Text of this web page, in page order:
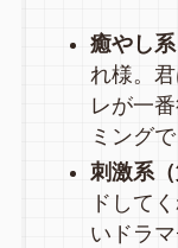
癒やし
れ様。
レが一
ミングで
刺激系
ドして
いドラ